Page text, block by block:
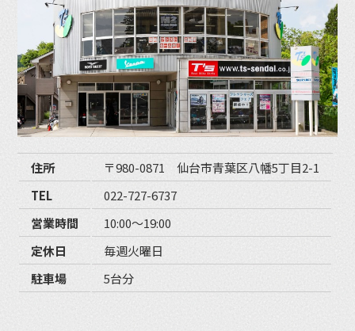
住所
〒980-0871 仙台市青葉区八幡5丁目2-1
TEL
022-727-6737
営業時間
10:00〜19:00
定休日
毎週火曜日
駐車場
5台分